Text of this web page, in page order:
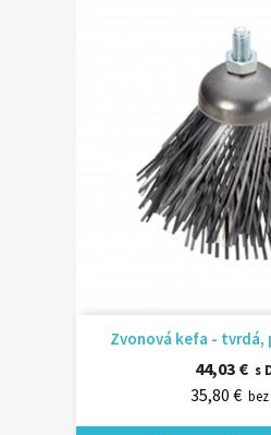
Zvonová kefa - tvrdá,
44,03 € s
35,80 € bez